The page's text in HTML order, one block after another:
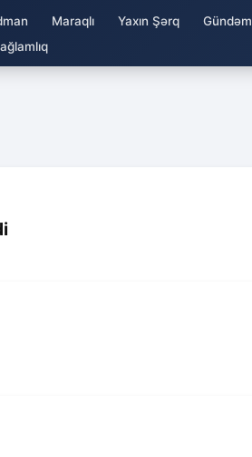
Maraqlı Yaxın Şərq Gündəm